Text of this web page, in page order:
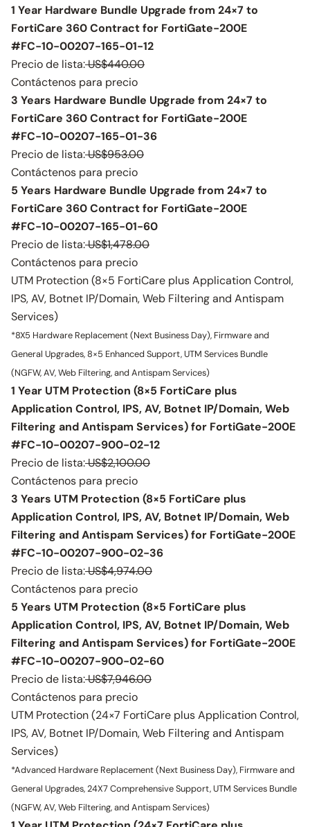
1 Year Hardware Bundle Upgrade from 24×7 to
FortiCare 360 Contract for FortiGate-200E
#FC-10-00207-165-01-12
Precio de lista:US$440.00
Contáctenos para precio
3 Years Hardware Bundle Upgrade from 24×7 to
FortiCare 360 Contract for FortiGate-200E
#FC-10-00207-165-01-36
Precio de lista:US$953.00
Contáctenos para precio
5 Years Hardware Bundle Upgrade from 24×7 to
FortiCare 360 Contract for FortiGate-200E
#FC-10-00207-165-01-60
Precio de lista:US$1,478.00
Contáctenos para precio
UTM Protection (8×5 FortiCare plus Application Control,
IPS, AV, Botnet IP/Domain, Web Filtering and Antispam
Services)
*8X5 Hardware Replacement (Next Business Day), Firmware and
General Upgrades, 8×5 Enhanced Support, UTM Services Bundle
(NGFW, AV, Web Filtering, and Antispam Services)
1 Year UTM Protection (8×5 FortiCare plus
Application Control, IPS, AV, Botnet IP/Domain, Web
Filtering and Antispam Services) for FortiGate-200E
#FC-10-00207-900-02-12
Precio de lista:US$2,100.00
Contáctenos para precio
3 Years UTM Protection (8×5 FortiCare plus
Application Control, IPS, AV, Botnet IP/Domain, Web
Filtering and Antispam Services) for FortiGate-200E
#FC-10-00207-900-02-36
Precio de lista:US$4,974.00
Contáctenos para precio
5 Years UTM Protection (8×5 FortiCare plus
Application Control, IPS, AV, Botnet IP/Domain, Web
Filtering and Antispam Services) for FortiGate-200E
#FC-10-00207-900-02-60
Precio de lista:US$7,946.00
Contáctenos para precio
UTM Protection (24×7 FortiCare plus Application Control,
IPS, AV, Botnet IP/Domain, Web Filtering and Antispam
Services)
*Advanced Hardware Replacement (Next Business Day), Firmware and
General Upgrades, 24X7 Comprehensive Support, UTM Services Bundle
(NGFW, AV, Web Filtering, and Antispam Services)